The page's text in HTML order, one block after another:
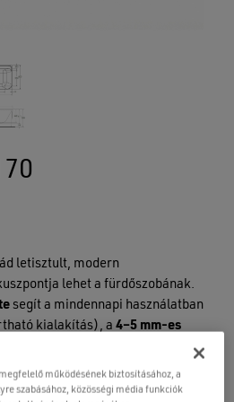
letisztult, modern
lehet a fürdőszobának.
segít a mindennapi használatban
kialakítás), a 4–5 mm-es
működésének biztosításához, a
szabásához, közösségi média funkciók